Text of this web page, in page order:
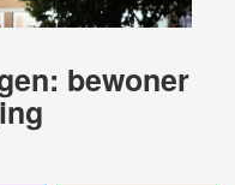
bewoner